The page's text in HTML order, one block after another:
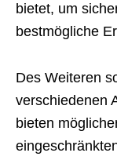
bietet, um
bestmögliche
Des Weiteren
verschiedenen
bieten